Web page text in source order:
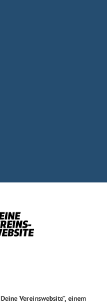
Vereinswebsite”, einem